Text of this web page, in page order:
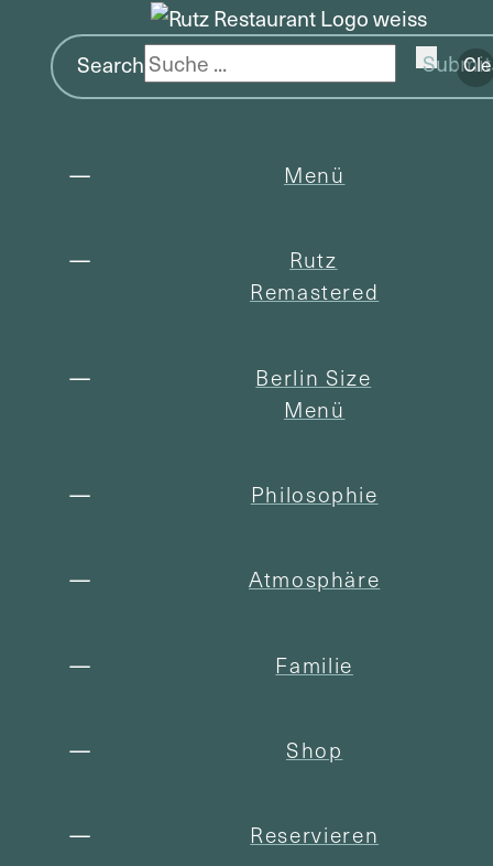
Search Submit
Menü
Rutz
Remastered
Berlin Size
Menü
Philosophie
Atmosphäre
Familie
Shop
Reservieren